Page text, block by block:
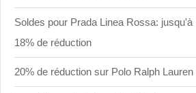
Soldes pour Prada Linea Rossa: jusqu'à
18% de réduction
20% de réduction sur Polo Ralph Lauren